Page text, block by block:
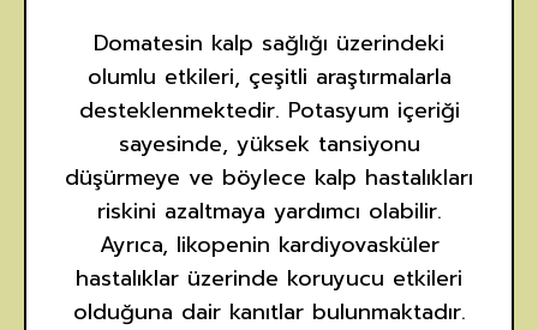
Domatesin kalp sağlığı üzerindeki
olumlu etkileri, çeşitli araştırmalarla
desteklenmektedir. Potasyum içeriği
sayesinde, yüksek tansiyonu
düşürmeye ve böylece kalp hastalıkları
riskini azaltmaya yardımcı olabilir.
Ayrıca, likopenin kardiyovasküler
hastalıklar üzerinde koruyucu etkileri
olduğuna dair kanıtlar bulunmaktadır.